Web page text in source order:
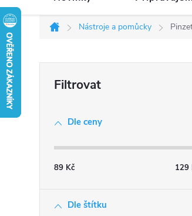
Domů
Nástroje a pomůcky
Dle ceny
89 Kč 129
Dle štítku